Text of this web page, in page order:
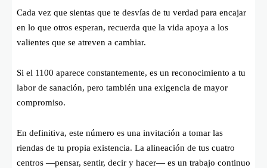
Cada vez que sientas que te desvías de tu verdad para encajar
en lo que otros esperan, recuerda que la vida apoya a los
valientes que se atreven a cambiar.
Si el 1100 aparece constantemente, es un reconocimiento a tu
labor de sanación, pero también una exigencia de mayor
compromiso.
En definitiva, este número es una invitación a tomar las
riendas de tu propia existencia. La alineación de tus cuatro
centros —pensar, sentir, decir y hacer— es un trabajo continuo